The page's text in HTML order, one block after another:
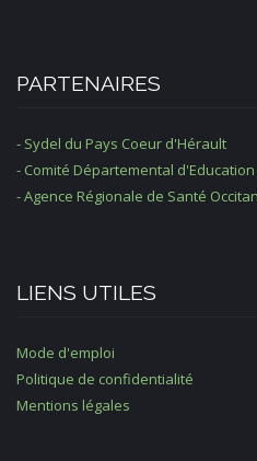
PARTENAIRES
- Sydel du Pays Coeur d'Hérault
- Comité Départemental
- Agence Régionale de Santé
LIENS UTILES
Mode d'emploi
Politique de confidentialité
Mentions légales